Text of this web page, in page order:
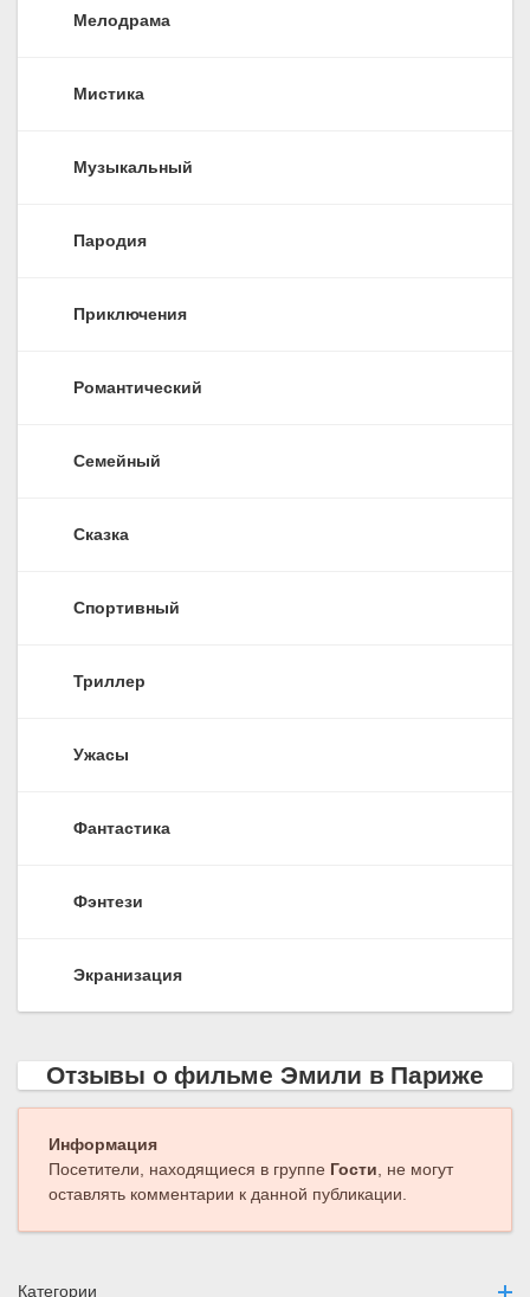
Мелодрама
Мистика
Музыкальный
Пародия
Приключения
Романтический
Семейный
Сказка
Спортивный
Триллер
Ужасы
Фантастика
Фэнтези
Экранизация
Отзывы о фильме Эмили в Париже
Информация
Посетители, находящиеся в группе Гости , не могут
оставлять комментарии к данной публикации.
Категории